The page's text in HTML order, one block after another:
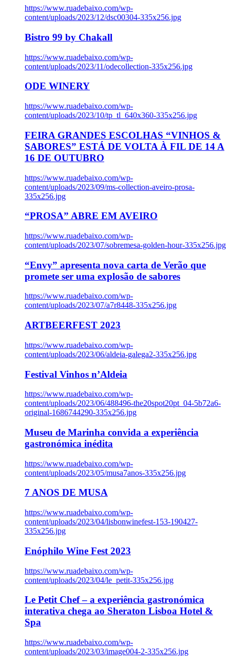
https://www.ruadebaixo.com/wp-
content/uploads/2023/12/dsc00304-335x256.jpg
Bistro 99 by Chakall
https://www.ruadebaixo.com/wp-
content/uploads/2023/11/odecollection-335x256.jpg
ODE WINERY
https://www.ruadebaixo.com/wp-
content/uploads/2023/10/tp_tl_640x360-335x256.jpg
FEIRA GRANDES ESCOLHAS “VINHOS &
SABORES” ESTÁ DE VOLTA À FIL DE 14 A
16 DE OUTUBRO
https://www.ruadebaixo.com/wp-
content/uploads/2023/09/ms-collection-aveiro-prosa-
335x256.jpg
“PROSA” ABRE EM AVEIRO
https://www.ruadebaixo.com/wp-
content/uploads/2023/07/sobremesa-golden-hour-335x256.jpg
“Envy” apresenta nova carta de Verão que
promete ser uma explosão de sabores
https://www.ruadebaixo.com/wp-
content/uploads/2023/07/a7r8448-335x256.jpg
ARTBEERFEST 2023
https://www.ruadebaixo.com/wp-
content/uploads/2023/06/aldeia-galega2-335x256.jpg
Festival Vinhos n’Aldeia
https://www.ruadebaixo.com/wp-
content/uploads/2023/06/488496-the20spot20pt_04-5b72a6-
original-1686744290-335x256.jpg
Museu de Marinha convida a experiência
gastronómica inédita
https://www.ruadebaixo.com/wp-
content/uploads/2023/05/musa7anos-335x256.jpg
7 ANOS DE MUSA
https://www.ruadebaixo.com/wp-
content/uploads/2023/04/lisbonwinefest-153-190427-
335x256.jpg
Enóphilo Wine Fest 2023
https://www.ruadebaixo.com/wp-
content/uploads/2023/04/le_petit-335x256.jpg
Le Petit Chef – a experiência gastronómica
interativa chega ao Sheraton Lisboa Hotel &
Spa
https://www.ruadebaixo.com/wp-
content/uploads/2023/03/image004-2-335x256.jpg